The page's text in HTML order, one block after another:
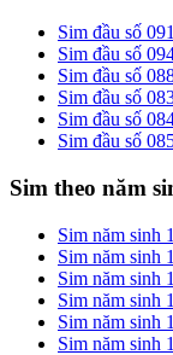
Sim đầu số 091
Sim đầu số
Sim đầu số
Sim đầu số
Sim đầu số
Sim đầu số
Sim theo năm
Sim năm sinh
Sim năm sinh
Sim năm sinh
Sim năm sinh
Sim năm sinh
Sim năm sinh